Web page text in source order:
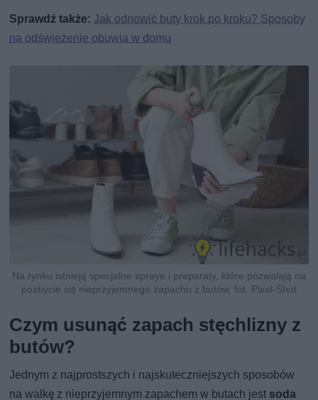
Sprawdź także: Jak odnowić buty krok po kroku? Sposoby
na odświeżenie obuwia w domu
Na rynku istnieją specjalne spraye i preparaty, które pozwalają na
pozbycie się nieprzyjemnego zapachu z butów, fot. Pixel-Shot
Czym usunąć zapach stęchlizny z
butów?
Jednym z najprostszych i najskuteczniejszych sposobów
na walkę z nieprzyjemnym zapachem w butach jest soda